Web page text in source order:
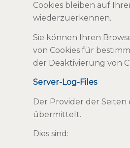
Cookies bleiben auf
wiederzuerkennen.
Sie können Ihren
von Cookies für
der Deaktivierung von
Server-Log-Files
Der Provider der
übermittelt.
Dies sind: